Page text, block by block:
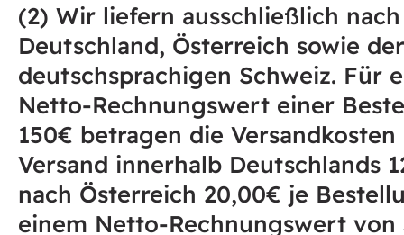
(2) Wir liefern ausschließlich nach
Deutschland, Österreich sowie der
deutschsprachigen Schweiz. Für
Netto-Rechnungswert einer
150€ betragen die
Versand innerhalb Deutschlands
nach Österreich 20,00€ je
einem Netto-Rechnungswert von